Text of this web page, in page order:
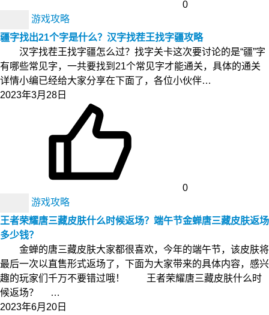
0
游戏攻略
疆字找出21个字是什么？汉字找茬王找字疆攻略
汉字找茬王找字疆怎么过？找字关卡这次要讨论的是“疆”字
有哪些常见字，一共要找到21个常见字才能通关，具体的通关
详情小编已经给大家分享在下面了，各位小伙伴…
2023年3月28日
0
游戏攻略
王者荣耀唐三藏皮肤什么时候返场？端午节金蝉唐三藏皮肤返场
多少钱？
金蝉的唐三藏皮肤大家都很喜欢，今年的端午节，该皮肤将
最后一次以直售形式返场了，下面为大家带来的具体内容，感兴
趣的玩家们千万不要错过哦！ 王者荣耀唐三藏皮肤什么时
候返场？ …
2023年6月20日